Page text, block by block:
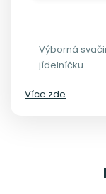
Výborná
jídelníčku.
Více zde